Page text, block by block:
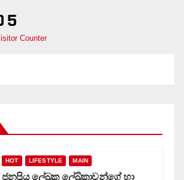
Counter
HOT LIFESTYLE MAIN
ජනප්‍රිය ලේඛක ලේඛිකාවන්ගේ හා